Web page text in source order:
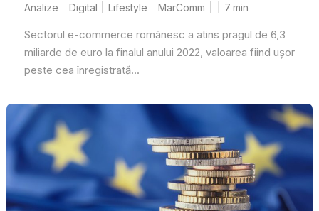
Analize Digital Lifestyle MarComm 7 min
Sectorul e-commerce românesc a atins pragul de 6,3
miliarde de euro la finalul anului 2022, valoarea fiind ușor
peste cea înregistrată...